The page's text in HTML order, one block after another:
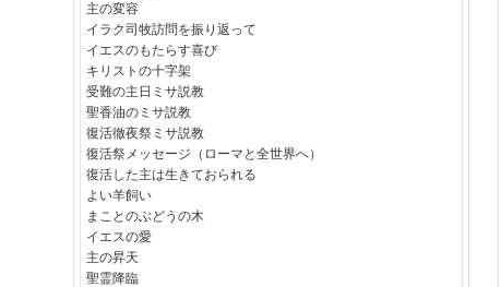
主の変容
イラク司牧訪問を振り返って
イエスのもたらす喜び
キリストの十字架
受難の主日ミサ説教
聖香油のミサ説教
復活徹夜祭ミサ説教
復活祭メッセージ（ローマと全世界へ）
復活した主は生きておられる
よい羊飼い
まことのぶどうの木
イエスの愛
主の昇天
聖霊降臨